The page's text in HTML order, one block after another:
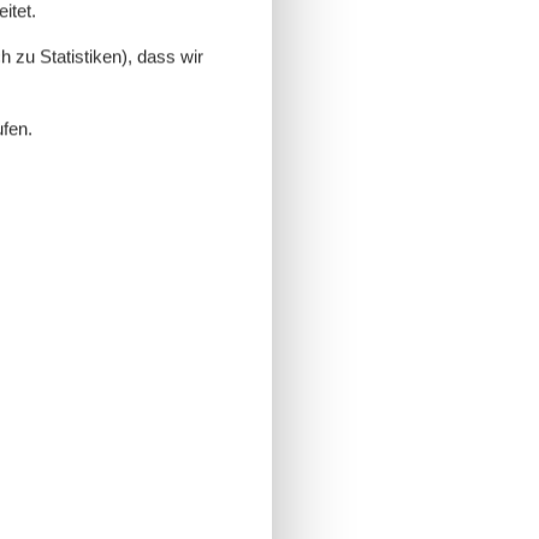
zu Statistiken), dass wir